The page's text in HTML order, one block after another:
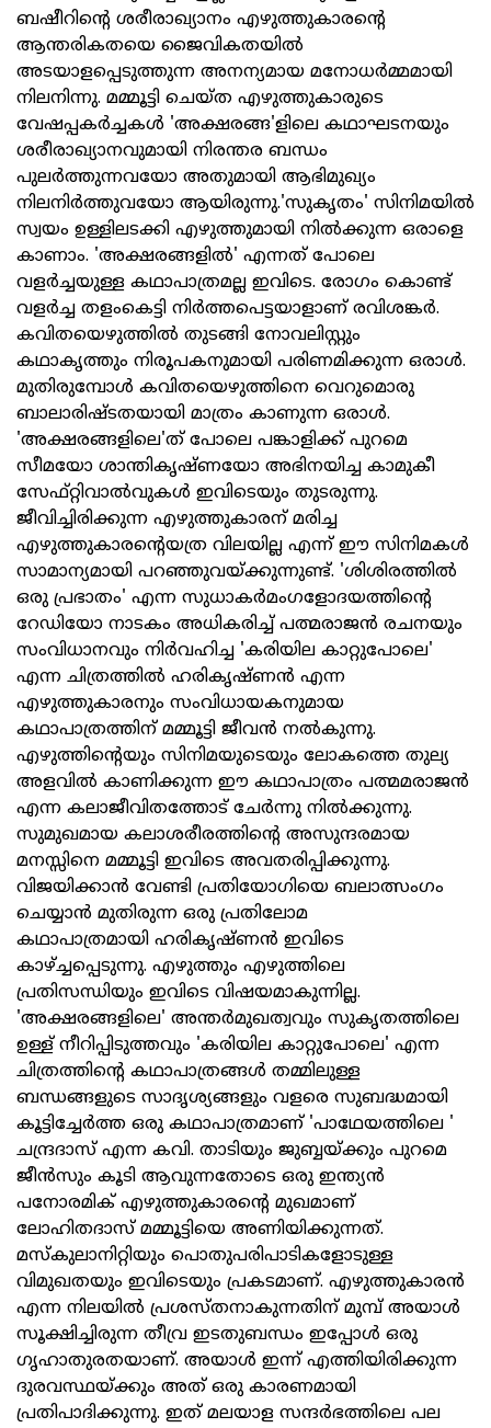
ബഷീറിന്റെ ശരീരാഖ്യാനം എഴുത്തുകാരന്റെ
ആന്തരികതയെ ജൈവികതയില്‍
അടയാളപ്പെടുത്തുന്ന അനന്യമായ മനോധര്‍മ്മമായി
നിലനിന്നു. മമ്മൂട്ടി ചെയ്ത എഴുത്തുകാരുടെ
വേഷപ്പകര്‍ച്ചകള്‍ 'അക്ഷരങ്ങ'ളിലെ കഥാഘടനയും
ശരീരാഖ്യാനവുമായി നിരന്തര ബന്ധം
പുലര്‍ത്തുന്നവയോ അതുമായി ആഭിമുഖ്യം
നിലനിര്‍ത്തുവയോ ആയിരുന്നു.'സുകൃതം' സിനിമയില്‍
സ്വയം ഉള്ളിലടക്കി എഴുത്തുമായി നില്‍ക്കുന്ന ഒരാളെ
കാണാം. 'അക്ഷരങ്ങളില്‍' എന്നത് പോലെ
വളര്‍ച്ചയുള്ള കഥാപാത്രമല്ല ഇവിടെ. രോഗം കൊണ്ട്
വളര്‍ച്ച തളംകെട്ടി നിര്‍ത്തപെട്ടയാളാണ് രവിശങ്കര്‍.
കവിതയെഴുത്തില്‍ തുടങ്ങി നോവലിസ്റ്റും
കഥാകൃത്തും നിരൂപകനുമായി പരിണമിക്കുന്ന ഒരാള്‍.
മുതിരുമ്പോള്‍ കവിതയെഴുത്തിനെ വെറുമൊരു
ബാലാരിഷ്ടതയായി മാത്രം കാണുന്ന ഒരാള്‍.
'അക്ഷരങ്ങളിലെ'ത് പോലെ പങ്കാളിക്ക് പുറമെ
സീമയോ ശാന്തികൃഷ്ണയോ അഭിനയിച്ച കാമുകീ
സേഫ്റ്റിവാല്‍വുകള്‍ ഇവിടെയും തുടരുന്നു.
ജീവിച്ചിരിക്കുന്ന എഴുത്തുകാരന് മരിച്ച
എഴുത്തുകാരന്റെയത്ര വിലയില്ല എന്ന് ഈ സിനിമകള്‍
സാമാന്യമായി പറഞ്ഞുവയ്ക്കുന്നുണ്ട്. 'ശിശിരത്തില്‍
ഒരു പ്രഭാതം' എന്ന സുധാകര്‍മംഗളോദയത്തിന്റെ
റേഡിയോ നാടകം അധികരിച്ച് പത്മരാജന്‍ രചനയും
സംവിധാനവും നിര്‍വഹിച്ച 'കരിയില കാറ്റുപോലെ'
എന്ന ചിത്രത്തില്‍ ഹരികൃഷ്ണന്‍ എന്ന
എഴുത്തുകാരനും സംവിധായകനുമായ
കഥാപാത്രത്തിന് മമ്മൂട്ടി ജീവന്‍ നല്‍കുന്നു.
എഴുത്തിന്റെയും സിനിമയുടെയും ലോകത്തെ തുല്യ
അളവില്‍ കാണിക്കുന്ന ഈ കഥാപാത്രം പത്മമരാജന്‍
എന്ന കലാജീവിതത്തോട് ചേര്‍ന്നു നില്‍ക്കുന്നു.
സുമുഖമായ കലാശരീരത്തിന്റെ അസുന്ദരമായ
മനസ്സിനെ മമ്മൂട്ടി ഇവിടെ അവതരിപ്പിക്കുന്നു.
വിജയിക്കാന്‍ വേണ്ടി പ്രതിയോഗിയെ ബലാത്സംഗം
ചെയ്യാന്‍ മുതിരുന്ന ഒരു പ്രതിലോമ
കഥാപാത്രമായി ഹരികൃഷ്ണന്‍ ഇവിടെ
കാഴ്ച്ചപ്പെടുന്നു. എഴുത്തും എഴുത്തിലെ
പ്രതിസന്ധിയും ഇവിടെ വിഷയമാകുന്നില്ല.
'അക്ഷരങ്ങളിലെ' അന്തര്‍മുഖത്വവും സുകൃതത്തിലെ
ഉള്ള് നീറിപ്പിടുത്തവും 'കരിയില കാറ്റുപോലെ' എന്ന
ചിത്രത്തിന്റെ കഥാപാത്രങ്ങള്‍ തമ്മിലുള്ള
ബന്ധങ്ങളുടെ സാദൃശ്യങ്ങളും വളരെ സുബദ്ധമായി
കൂട്ടിച്ചേര്‍ത്ത ഒരു കഥാപാത്രമാണ് 'പാഥേയത്തിലെ '
ചന്ദ്രദാസ് എന്ന കവി. താടിയും ജുബ്ബയ്ക്കും പുറമെ
ജീന്‍സും കൂടി ആവുന്നതോടെ ഒരു ഇന്ത്യന്‍
പനോരമിക് എഴുത്തുകാരന്റെ മുഖമാണ്
ലോഹിതദാസ് മമ്മൂട്ടിയെ അണിയിക്കുന്നത്.
മസ്‌കുലാനിറ്റിയും പൊതുപരിപാടികളോടുള്ള
വിമുഖതയും ഇവിടെയും പ്രകടമാണ്. എഴുത്തുകാരന്‍
എന്ന നിലയില്‍ പ്രശസ്തനാകുന്നതിന് മുമ്പ് അയാള്‍
സൂക്ഷിച്ചിരുന്ന തീവ്ര ഇടതുബന്ധം ഇപ്പോള്‍ ഒരു
ഗൃഹാതുരതയാണ്. അയാള്‍ ഇന്ന് എത്തിയിരിക്കുന്ന
ദുരവസ്ഥയ്ക്കും അത് ഒരു കാരണമായി
പ്രതിപാദിക്കുന്നു. ഇത് മലയാള സന്ദര്‍ഭത്തിലെ പല